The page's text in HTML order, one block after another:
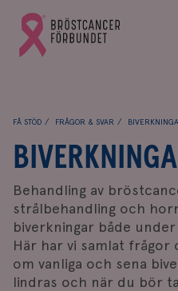
Gå
till
Bröstcancerförbundets
FÅ STÖD FRÅGOR & SVAR
Behandling av
strålbehandling och
biverkningar både
Här har vi samlat
om vanliga och sena
lindras och när du bör